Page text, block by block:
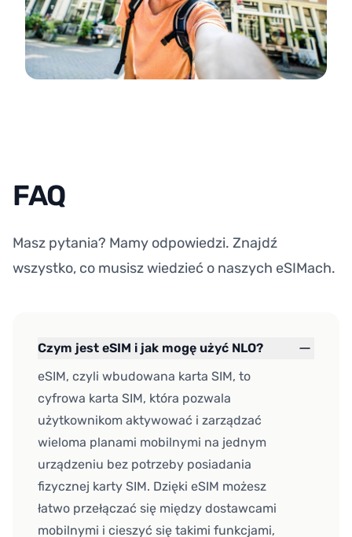
FAQ
Masz pytania? Mamy odpowiedzi. Znajdź
wszystko, co musisz wiedzieć o naszych eSIMach.
Czym jest eSIM i jak mogę użyć NLO?
eSIM, czyli wbudowana karta SIM, to
cyfrowa karta SIM, która pozwala
użytkownikom aktywować i zarządzać
wieloma planami mobilnymi na jednym
urządzeniu bez potrzeby posiadania
fizycznej karty SIM. Dzięki eSIM możesz
łatwo przełączać się między dostawcami
mobilnymi i cieszyć się takimi funkcjami,